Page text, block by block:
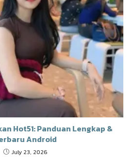
Hot51: Panduan Lengkap &
Android
July 23, 2026